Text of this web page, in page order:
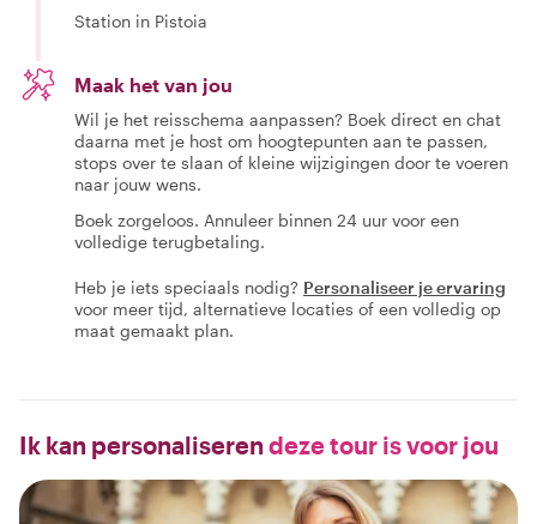
Station in Pistoia
Maak het van jou
Wil je het reisschema aanpassen? Boek direct en chat
daarna met je host om hoogtepunten aan te passen,
stops over te slaan of kleine wijzigingen door te voeren
naar jouw wens.
Boek zorgeloos. Annuleer binnen 24 uur voor een
volledige terugbetaling.
Heb je iets speciaals nodig? Personaliseer je ervaring
voor meer tijd, alternatieve locaties of een volledig op
maat gemaakt plan.
Ik kan personaliseren deze tour is voor jou